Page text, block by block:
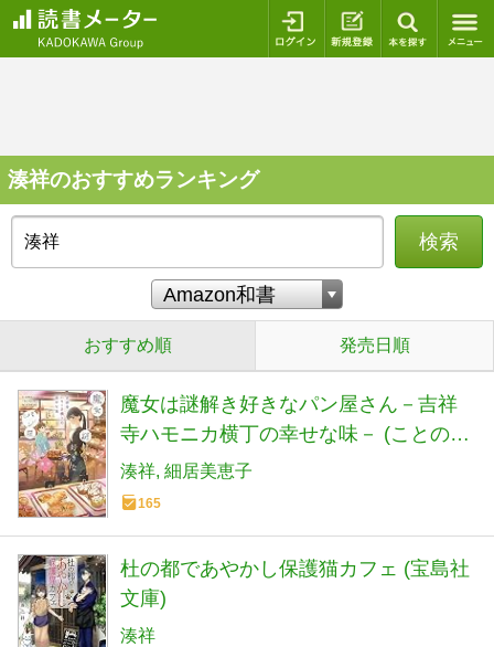
ログイン 新規登録
湊祥のおすすめランキング
検索
おすすめ順 発売日順
魔女は謎解き好きなパン屋さん－吉祥
寺ハモニカ横丁の幸せな味－ (ことのは
文庫)
湊祥 細居美恵子
165
杜の都であやかし保護猫カフェ (宝島社
文庫)
湊祥